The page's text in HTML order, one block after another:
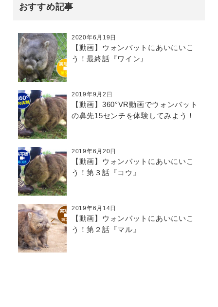
おすすめ記事
2020年6月19日
【動画】ウォンバットにあいにいこ
う！最終話『ワイン』
2019年9月2日
【動画】360°VR動画でウォンバット
の鼻先15センチを体験してみよう！
2019年6月20日
【動画】ウォンバットにあいにいこ
う！第３話『コウ』
2019年6月14日
【動画】ウォンバットにあいにいこ
う！第２話『マル』